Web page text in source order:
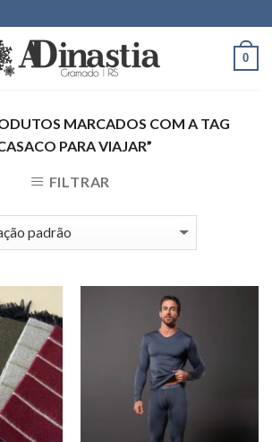
0
MARCADOS COM A TAG
PARA VIAJAR”
FILTRAR